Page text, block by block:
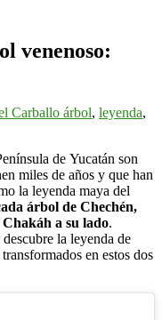
venenoso:
Carballo árbol, leyenda,
de Yucatán son
miles de años y que han
la leyenda maya del
árbol de Chechén,
a su lado.
la leyenda de
en estos dos